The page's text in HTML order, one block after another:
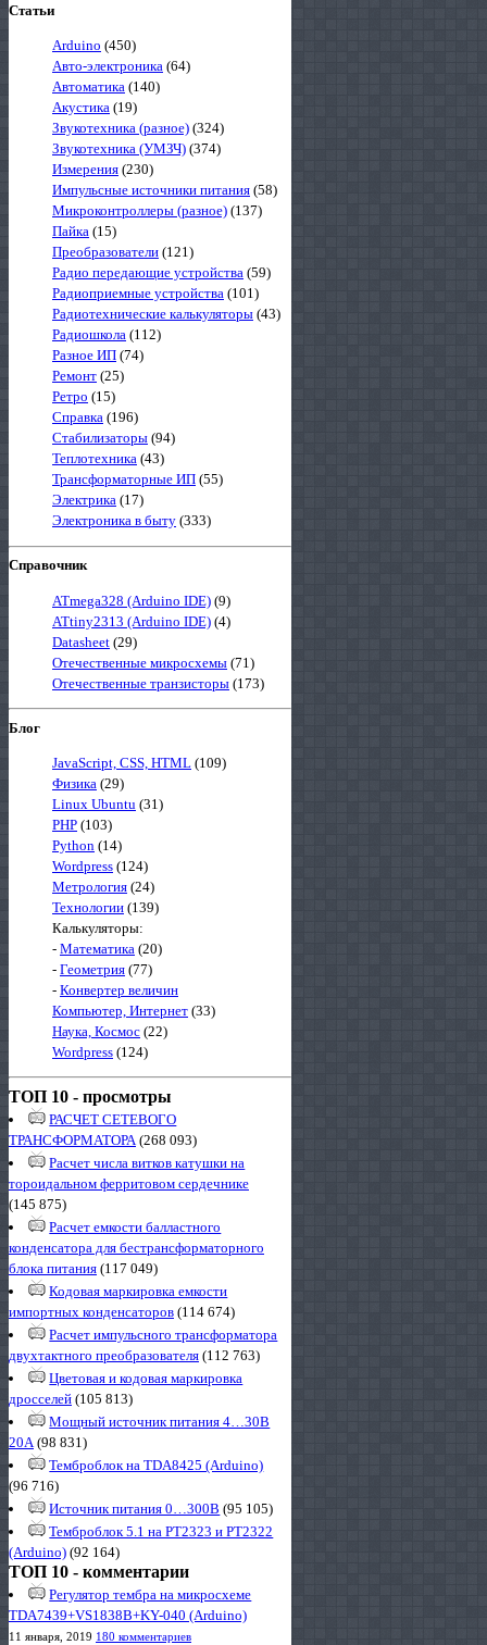
Статьи
Arduino (450)
Авто-электроника (64)
Автоматика (140)
Акустика (19)
Звукотехника (разное) (324)
Звукотехника (УМЗЧ) (374)
Измерения (230)
Импульсные источники питания (58)
Микроконтроллеры (разное) (137)
Пайка (15)
Преобразователи (121)
Радио передающие устройства (59)
Радиоприемные устройства (101)
Радиотехнические калькуляторы (43)
Радиошкола (112)
Разное ИП (74)
Ремонт (25)
Ретро (15)
Справка (196)
Стабилизаторы (94)
Теплотехника (43)
Трансформаторные ИП (55)
Электрика (17)
Электроника в быту (333)
Справочник
ATmega328 (Arduino IDE) (9)
ATtiny2313 (Arduino IDE) (4)
Datasheet (29)
Отечественные микросхемы (71)
Отечественные транзисторы (173)
Блог
JavaScript, CSS, HTML (109)
Физика (29)
Linux Ubuntu (31)
PHP (103)
Python (14)
Wordpress (124)
Метрология (24)
Технологии (139)
Калькуляторы:
- Математика (20)
- Геометрия (77)
- Конвертер величин
Компьютер, Интернет (33)
Наука, Космос (22)
Wordpress (124)
ТОП 10 - просмотры
РАСЧЕТ СЕТЕВОГО
ТРАНСФОРМАТОРА(268 093)
Расчет числа витков катушки на
тороидальном ферритовом сердечнике
(145 875)
Расчет емкости балластного
конденсатора для бестрансформаторного
блока питания (117 049)
Кодовая маркировка емкости
импортных конденсаторов (114 674)
Расчет импульсного трансформатора
двухтактного преобразователя (112 763)
Цветовая и кодовая маркировка
дросселей (105 813)
Мощный источник питания 4…30В
20А(98 831)
Темброблок на TDA8425 (Arduino)
(96 716)
Источник питания 0…300В (95 105)
Темброблок 5.1 на PT2323 и PT2322
(Arduino) (92 164)
ТОП 10 - комментарии
Регулятор тембра на микросхеме
TDA7439+VS1838B+KY-040 (Arduino)
11 января, 2019 180 комментариев